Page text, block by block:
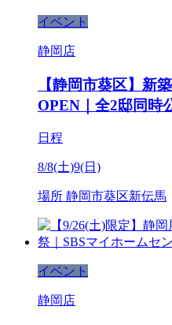
イベント
静岡店
【静岡市葵区】新
OPEN｜全2邸同時
日程
8/8(土)9(日)
場所 静岡市葵区新伝馬
イベント
静岡店